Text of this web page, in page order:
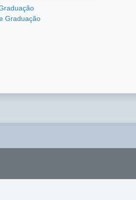
Graduação